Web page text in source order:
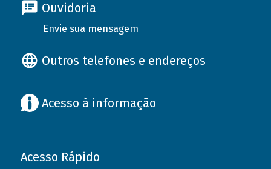
Ouvidoria
Envie sua mensagem
Outros telefones e endereços
Acesso à informação
Acesso Rápido